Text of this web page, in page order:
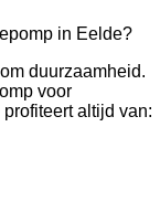
in Eelde?
duurzaamheid.
voor
altijd van: